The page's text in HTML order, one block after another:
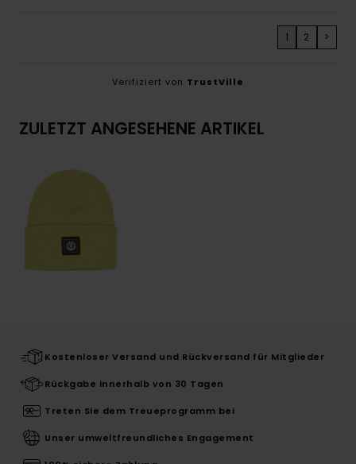
1 2 >
Verifiziert von TrustVille
ZULETZT ANGESEHENE ARTIKEL
Kostenloser Versand und Rückversand für Mitglieder
Rückgabe innerhalb von 30 Tagen
Treten Sie dem Treueprogramm bei
Unser umweltfreundliches Engagement